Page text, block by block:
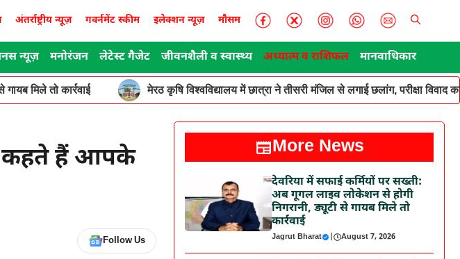
अंतर्राष्ट्रीय न्यूज़ गवर्नमेंट स्कीम इलेक्शन न्यूज़ मौसम
न्यूज़ मनोरंजन लेटेस्ट गैजेट जीवनशैली व स्वास्थ्य अध्यात्म व राशिफल मानवाधिकार
मिले तो कार्रवाई मेरठ कृषि विश्वविद्यालय में छात्रा ने तीसरी मंजिल से लगाई छलांग, परीक्षा विवाद
कहते हैं आपके
Follow Us
More News
देवरिया में सफाई कर्मियों पर सख्ती:
अब गूगल लाइव लोकेशन से होगी
निगरानी, ड्यूटी से गायब मिले तो
कार्रवाई
Jagrut Bharat | August 7, 2026